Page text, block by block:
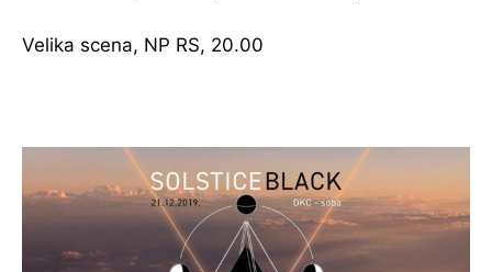
Velika scena, NP RS, 20.00